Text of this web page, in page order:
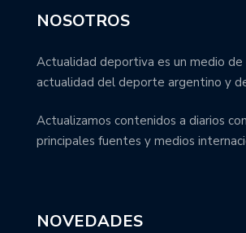
NOSOTROS
Actualidad deportiva es un medio de
actualidad del deporte argentino y
Actualizamos contenidos a diarios
principales fuentes y medios
NOVEDADES